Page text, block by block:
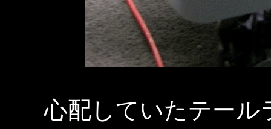
心配していたテール